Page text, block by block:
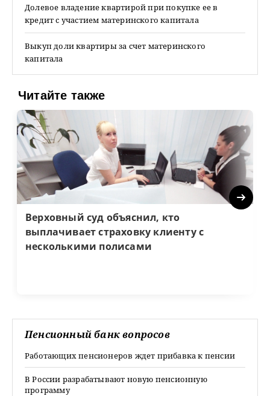
Долевое владение квартирой при покупке ее в
кредит с участием материнского капитала
Выкуп доли квартиры за счет материнского
капитала
Читайте также
Верховный суд объяснил, кто
выплачивает страховку клиенту с
несколькими полисами
Next
Пенсионный банк вопросов
Работающих пенсионеров ждет прибавка к пенсии
В России разрабатывают новую пенсионную
программу